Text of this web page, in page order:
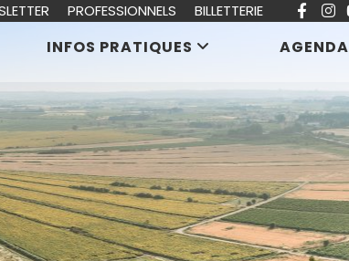
INFOS PRATIQUES AGENDA
PROFESSIONNELS BILLETTERIE